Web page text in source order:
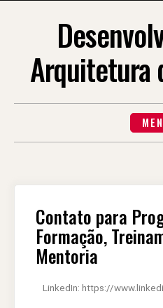
Arquitetura
Contato para
Formação,
Mentoria
LinkedIn: https://